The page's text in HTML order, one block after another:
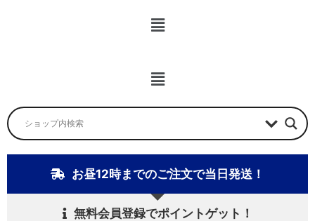
メ
ニ
メ
ニ
ュ
お昼12時までのご注文で当日発送！
無料会員登録でポイントゲット！